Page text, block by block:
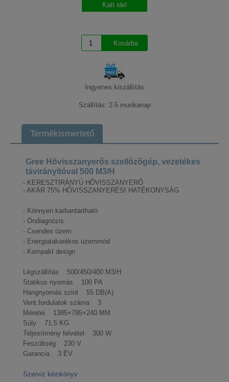
Katt ide!
Ingyenes kiszállítás
Szállítás: 2-5 munkanap
Termékismertető
Gree Hővisszanyerős szellőzőgép, vezetékes
távirányítóval 500 M3/H
- KERESZTIRÁNYÚ HŐVISSZANYERŐ
- AKÁR 75% HŐVISSZANYERÉSI HATÉKONYSÁG
- Könnyen karbantartható
- Öndiagnózis
- Csendes üzem
- Energiatakarékos üzemmód
- Kompakt design
Légszállítás 500/450/400 M3/H
Statikus nyomás 100 PA
Hangnyomás szint 55 DB(A)
Vent.fordulatok száma 3
Méretei 1385×785×240 MM
Súly 71,5 KG
Teljesítmény felvétel 300 W
Feszültség 230 V
Garancia 3 ÉV
Szerviz kézikönyv